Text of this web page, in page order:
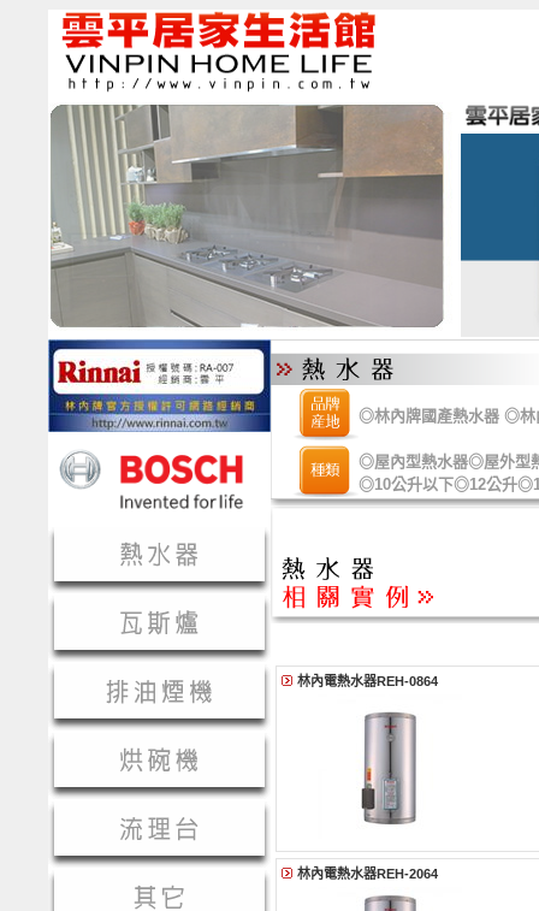
◎林內牌國產熱水器 ◎林
◎屋內型熱水器◎屋外型
◎10公升以下◎12公升◎
林內電熱水器REH-0864
林內電熱水器REH-2064